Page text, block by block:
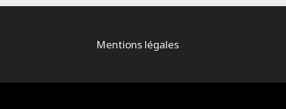
Mentions légales